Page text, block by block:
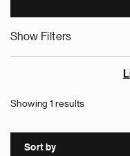
Show Filters
Showing 1 results
Sort by